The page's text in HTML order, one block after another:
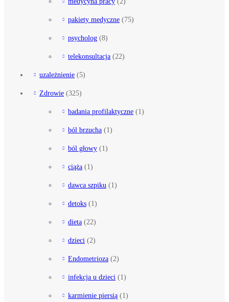
pakiety medyczne (75)
psycholog (8)
telekonsultacja (22)
uzależnienie (5)
Zdrowie (325)
badania profilaktyczne (1)
ból brzucha (1)
ból głowy (1)
ciąża (1)
dawca szpiku (1)
detoks (1)
dieta (22)
dzieci (2)
Endometrioza (2)
infekcja u dzieci (1)
karmienie piersią (1)